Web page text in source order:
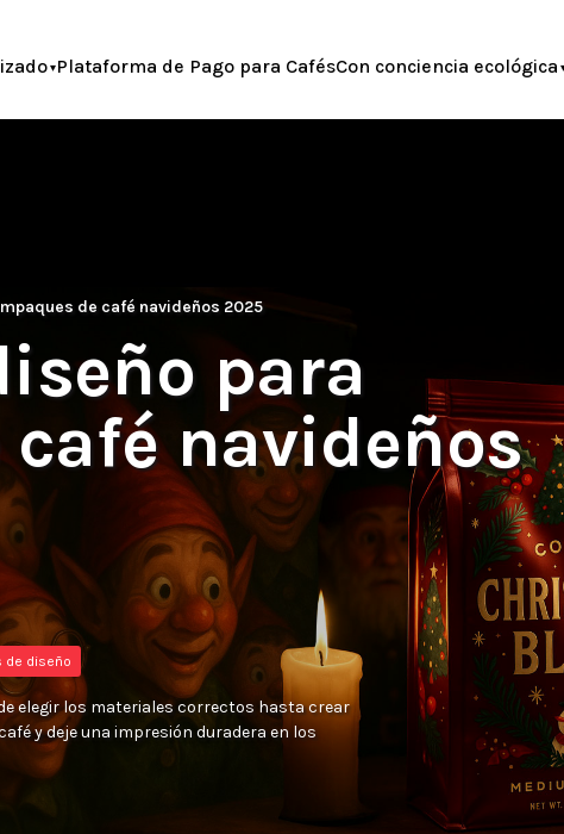
Plataforma de Pago para CafésCon conciencia ecológica
de café navideños 2025
para
navideños
de diseño
elegir los materiales correctos hasta crear
y deje una impresión duradera en los